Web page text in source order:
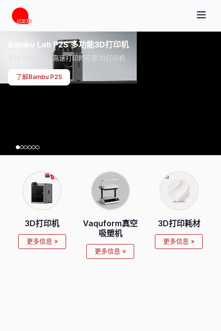
Bambu Lab P2S 多功能3D打印机
支持多色打印、高速打印的可靠3D打印机
了解Bambu P2S
3D打印机
更多信息 »
Vaquform真空
吸塑机
更多信息 »
3D打印耗材
更多信息 »